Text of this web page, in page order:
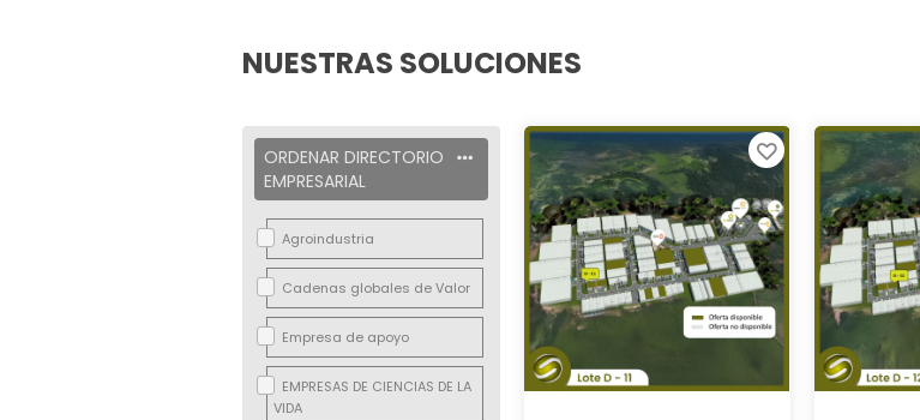
INDUSTRIA 4.0
SERVICIOS GLOBALES
ZONAS FRANCAS OPERADAS
NUESTROS SERVICIOS
OFERTA INMOBILIARIA
TRANSPARENCIA ZONA FRANCA SANTANDER
OFICINAS
LOCALES
BODEGAS
NUESTRAS SOLUCIONES
ORDENAR DIRECTORIO
EMPRESARIAL
Agroindustria
Cadenas globales de Valor
Empresa de apoyo
EMPRESAS DE CIENCIAS DE LA
VIDA